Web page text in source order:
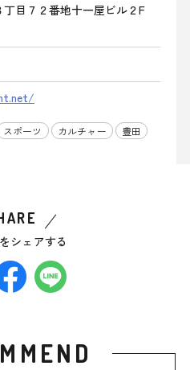
丁目７２番地十一屋ビル２F
スポーツ カルチャー
豊田
シェアする